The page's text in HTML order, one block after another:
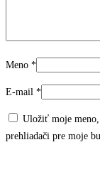
Meno *
E-mail *
Uložiť moje
prehliadači pre moje